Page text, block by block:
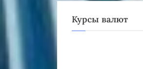
Курсы валют